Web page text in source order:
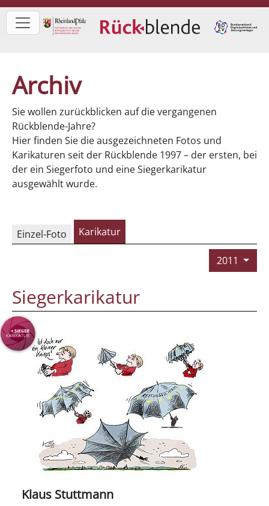
Archiv
Sie wollen zurückblicken auf die vergangenen
Rückblende-Jahre?
Hier finden Sie die ausgezeichneten Fotos und
Karikaturen seit der Rückblende 1997 – der ersten, bei
der ein Siegerfoto und eine Siegerkarikatur
ausgewählt wurde.
Einzel-Foto Karikatur
2011
Siegerkarikatur
Klaus Stuttmann